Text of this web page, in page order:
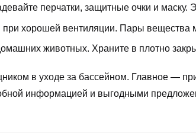
перчатки, защитные очки и
при хорошей вентиляции. Пары вещества
животных. Храните в плотно
в уходе за бассейном. Главное —
информацией и выгодными